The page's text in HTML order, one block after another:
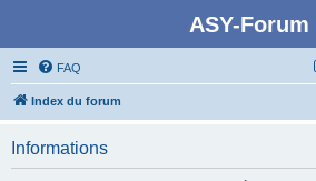
ASY-Forum
FAQ
Index du forum
Informations